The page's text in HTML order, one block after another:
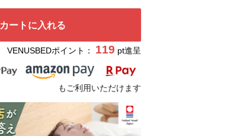
カートに入れる
VENUSBEDポイント： 119 pt進呈
もご利用いただけます